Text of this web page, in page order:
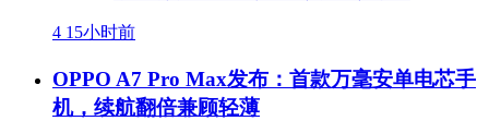
4 15小时前
OPPO A7 Pro Max发布：首款万毫安单电芯手
机，续航翻倍兼顾轻薄